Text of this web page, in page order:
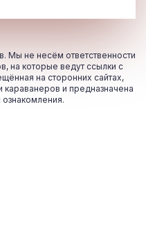
Мы не несём ответственности
на которые ведут ссылки с
на сторонних сайтах,
караванеров и предназначена